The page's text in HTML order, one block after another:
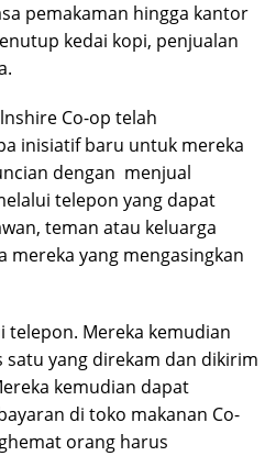
pemakaman hingga kantor
kedai kopi, penjualan
Co-op telah
inisiatif baru untuk mereka
dengan menjual
telepon yang dapat
teman atau keluarga
mereka yang mengasingkan
telepon. Mereka kemudian
yang direkam dan dikirim
kemudian dapat
di toko makanan Co-
orang harus